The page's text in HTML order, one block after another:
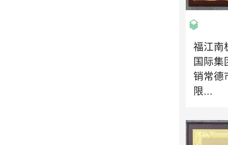
福江南
国际集
销常德
限...